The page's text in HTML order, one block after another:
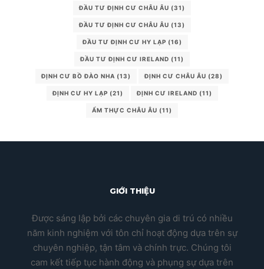
ĐẦU TƯ ĐỊNH CƯ CHÂU ÂU (31)
ĐẦU TƯ ĐỊNH CƯ CHÂU ÂU (13)
ĐẦU TƯ ĐỊNH CƯ HY LẠP (16)
ĐẦU TƯ ĐỊNH CƯ IRELAND (11)
ĐỊNH CƯ BỒ ĐÀO NHA (13) ĐỊNH CƯ CHÂU ÂU (28)
ĐỊNH CƯ HY LẠP (21) ĐỊNH CƯ IRELAND (11)
ẨM THỰC CHÂU ÂU (11)
GIỚI THIỆU
Được sáng lập bởi các chuyên gia di trú có nhiều
năm kinh nghiệm với tôn chỉ hoạt động dựa trên sự
chuyên nghiệp, tận tâm và chính trực. Chúng tôi
cam kết tiếp tục hành động và phụng sự dựa trên